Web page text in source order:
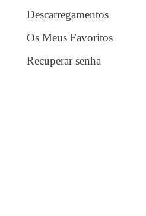
Descarregamentos
Os Meus Favoritos
Recuperar senha